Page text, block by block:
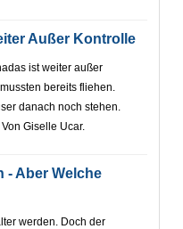
Außer Kontrolle
ist weiter außer
bereits fliehen.
danach noch stehen.
Giselle Ucar.
- Aber Welche
werden. Doch der